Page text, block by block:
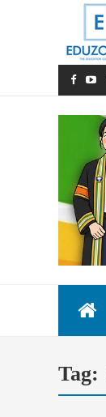
Tag: